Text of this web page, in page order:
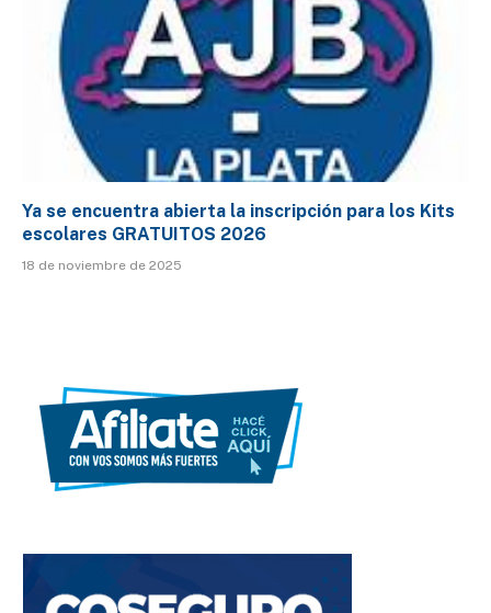
Ya se encuentra abierta la inscripción para los Kits
escolares GRATUITOS 2026
18 de noviembre de 2025